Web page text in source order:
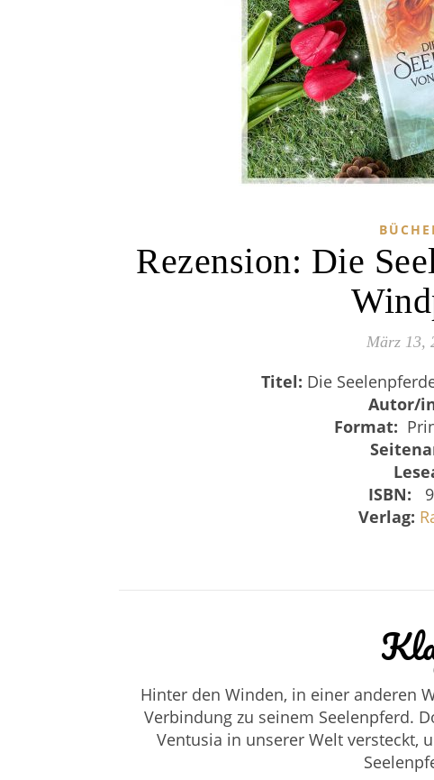
Rezension: Die
März 13,
Titel: Die
Autor/
Format:
ISBN:
Verlag:
Hinter den Winden, in einer anderen
Verbindung zu seinem Seelenpferd.
Ventusia in unserer Welt versteckt,